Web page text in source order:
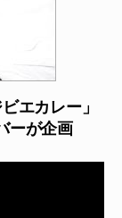
エカレー」
ーが企画